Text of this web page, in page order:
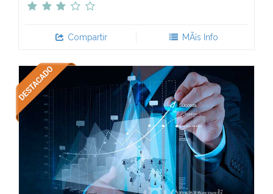
Compartir MÃ¡s Info